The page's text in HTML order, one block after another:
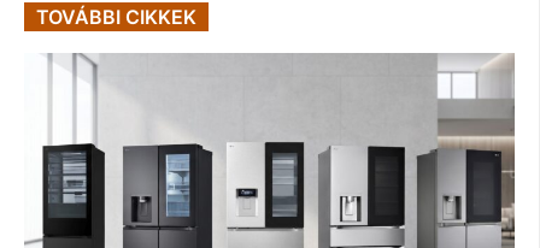
TOVÁBBI CIKKEK